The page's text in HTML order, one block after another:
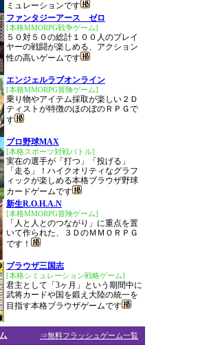
ミュレーションです
ファンタジーアース ゼロ
[本格MMORPG戦争ゲーム]
５０対５０の総計１００人のプレイ
ヤーの戦闘が楽しめる、アクション
性の高いゲームです
エンジェルラブオンライン
[本格MMORPG冒険ゲーム]
乗り物やアイテム採取が楽しい２Ｄ
ティストが特徴のほのぼのＲＰＧで
す
プロ野球MAX
[本格スポーツ対戦バトル]
実在の選手が「打つ」「投げる」
「走る」！ハイクオリティなグラフ
ィックが楽しめる本格ブラウザ野球
カードゲームです
新生R.O.H.A.N
[本格MMORPG冒険ゲーム]
「人と人とのつながり」に重点を置
いて作られた、３ＤのＭＭＯＲＰＧ
です！
ブラウザ三国志
[本格シミュレーション戦略ゲーム]
君主として「3ヶ月」という期間中に
武将カードや国を鍛え大陸の統一を
目指す本格ブラウザゲームです
⇒無料フラッシュゲーム一覧